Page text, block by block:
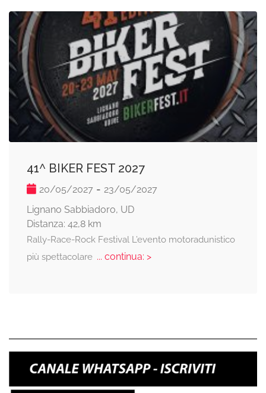
41^ BIKER FEST 2027
20/05/2027 - 23/05/2027
Lignano Sabbiadoro, UD
Distanza: 42,8 km
Rally-Race-Rock Festival L’evento motoradunistico
più spettacolare... continua: >